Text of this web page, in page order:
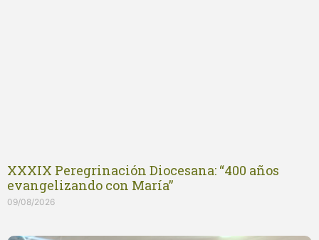
XXXIX Peregrinación Diocesana: “400 años
evangelizando con María”
09/08/2026